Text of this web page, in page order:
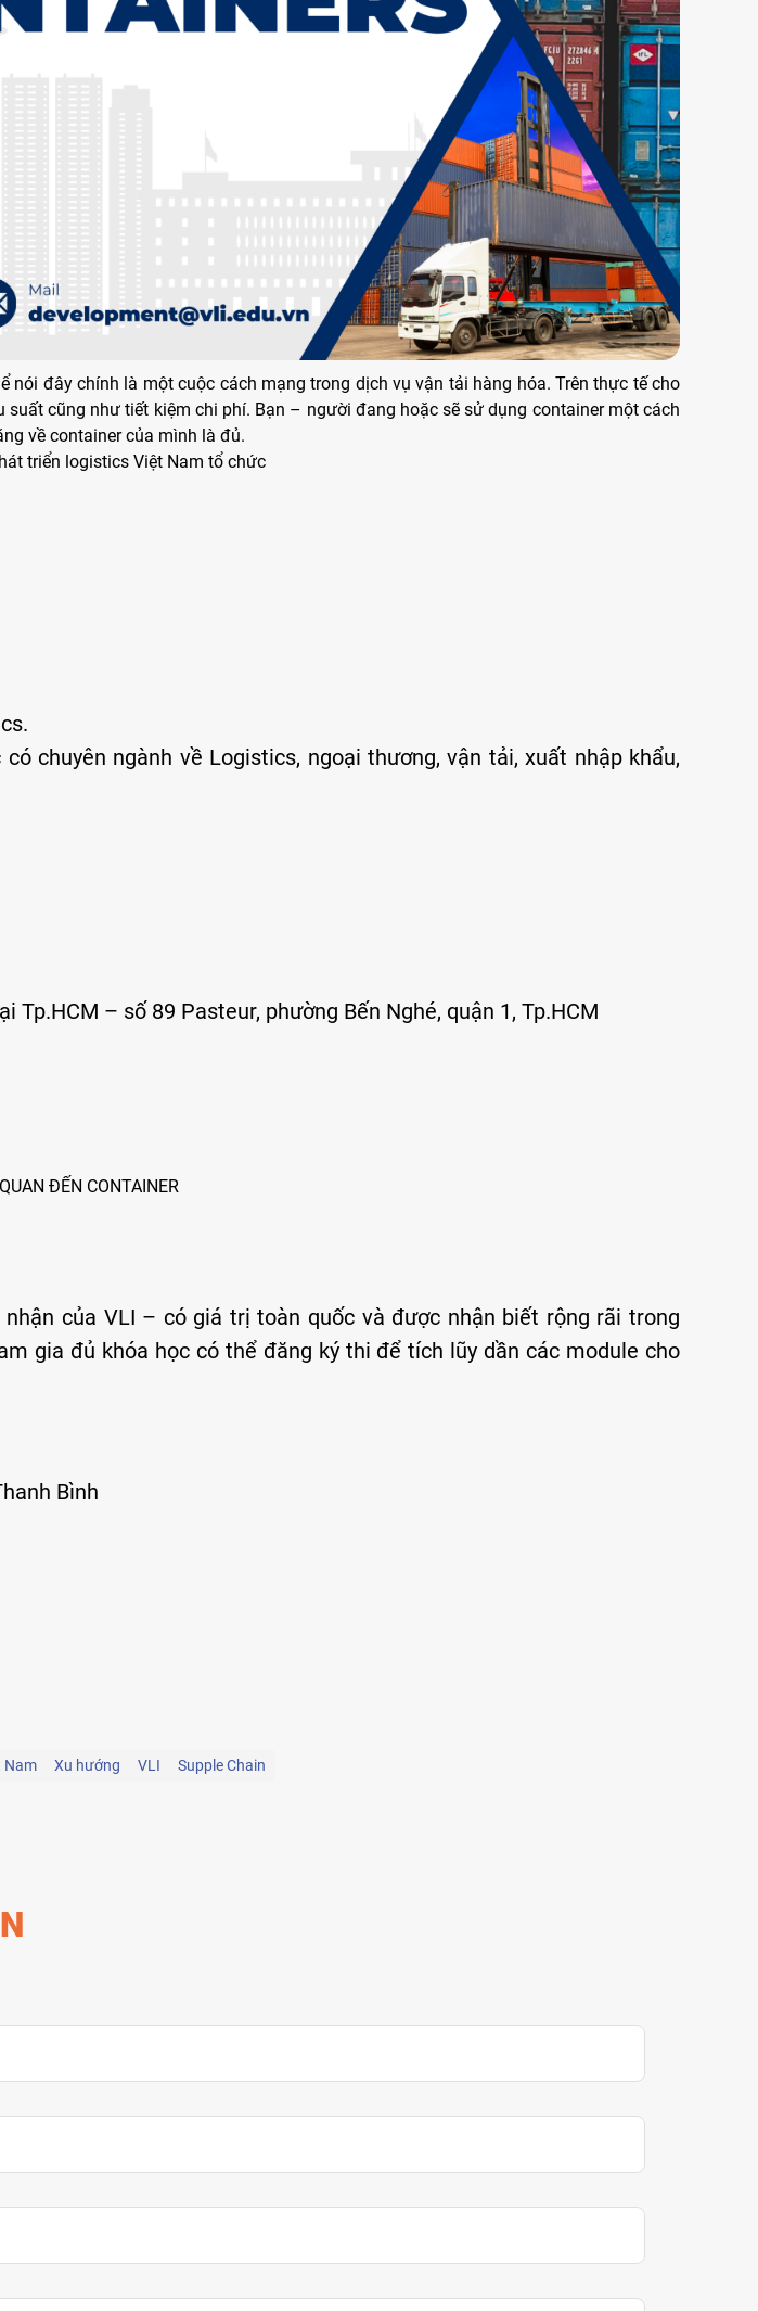
đây chính là một cuộc cách mạng trong dịch vụ vận tải hàng hóa. Trên thực tế cho
cũng như tiết kiệm chi phí. Bạn – người đang hoặc sẽ sử dụng container một cách
về container của mình là đủ.
triển logistics Việt Nam tổ chức
chuyên ngành về Logistics, ngoại thương, vận tải, xuất nhập khẩu,
– số 89 Pasteur, phường Bến Nghé, quận 1, Tp.HCM
ĐẾN CONTAINER
của VLI – có giá trị toàn quốc và được nhận biết rộng rãi trong
gia đủ khóa học có thể đăng ký thi để tích lũy dần các module cho
Bình
Nam Xu hướng VLI Supple Chain